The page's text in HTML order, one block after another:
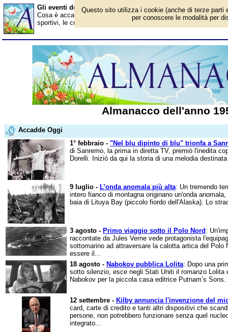
Gli eventi dell'anno 1958
Cosa è accaduto nel 1958? Ecco gli avvenimenti in Italia e
sportivi, le curiosità. Scopri i personaggi famosi. Per conoscere
Almanacco dell'anno
Accadde Oggi
1° febbraio - "Nel blu dipinto di blu" trionfa a
di Sanremo, la prima in diretta TV, premiò l'inedita
Dorelli. Iniziò da qui la storia di una melodia
9 luglio - L’onda anomala più alta: Un tremendo
intero fianco di montagna originano un'onda
baia di Lituya Bay (piccolo fiordo dell'Alaska). Lo
3 agosto - Primo viaggio sotto il Polo Nord :
raccontate da Jules Verne vede protagonista
sottomarino ad attraversare la calotta artica del Polo
essere il...
18 agosto - Nabokov pubblica Lolita: Dopo una
sotto silenzio, esce negli Stati Uniti il romanzo Lolita
Nabokov per la piccola casa editrice Putnam’s
12 settembre - Kilby annuncia l'invenzione del
card, carte di credito e tanti altri dispositivi che
persone, non potrebbero funzionare senza quel
integrato...
Questo sito utilizza i cookie (anche di terze parti
per conoscere le modalità per